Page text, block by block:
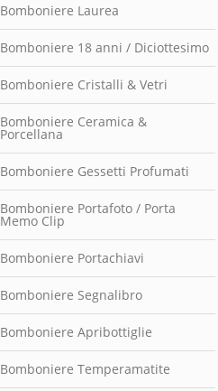
Bomboniere Laurea
Bomboniere 18 anni / Diciottesimo
Bomboniere Cristalli & Vetri
Bomboniere Ceramica &
Porcellana
Bomboniere Gessetti Profumati
Bomboniere Portafoto / Porta
Memo Clip
Bomboniere Portachiavi
Bomboniere Segnalibro
Bomboniere Apribottiglie
Bomboniere Temperamatite